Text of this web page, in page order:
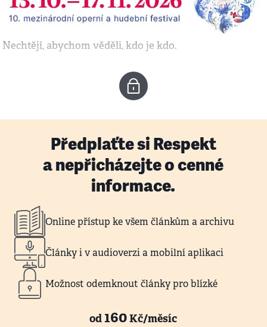
Nechtějí, abychom věděli, kdo je kdo.
Předplaťte si Respekt
a nepřicházejte o cenné
informace.
Online přístup ke všem článkům a archivu
Články i v audioverzi a mobilní aplikaci
Možnost odemknout články pro blízké
od160Kč/měsíc